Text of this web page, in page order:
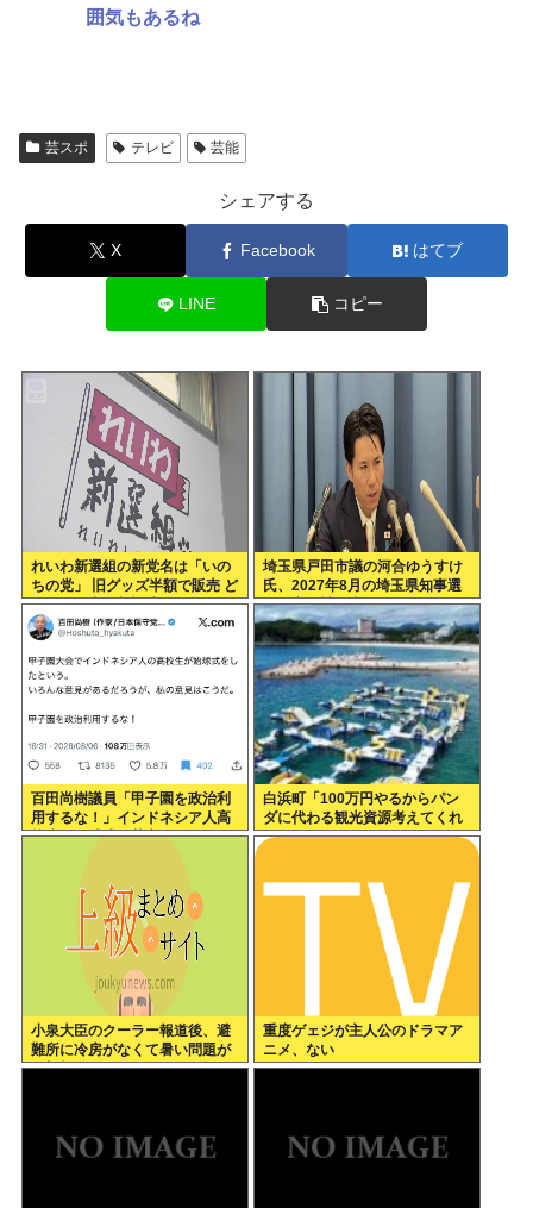
囲気もあるね
芸スポ テレビ 芸能
シェアする
X Facebook はてブ
LINE コピー
れいわ新選組の新党名は「いの
ちの党」 旧グッズ半額で販売 ど
うなる秘書給与疑惑
埼玉県戸田市議の河合ゆうすけ
氏、2027年8月の埼玉県知事選
への立候補を表明
百田尚樹議員「甲子園を政治利
用するな！」インドネシア人高
校生の始球式に苦言www
白浜町「100万円やるからパン
ダに代わる観光資源考えてくれ
」
小泉大臣のクーラー報道後、避
難所に冷房がなくて暑い問題が
一切報道されなくなる。問題解
重度ゲェジが主人公のドラマア
ニメ、ない